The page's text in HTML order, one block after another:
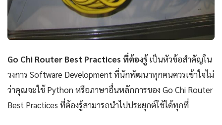
Go Chi Router Best Practices ที่ต้องรู้เป็นหัวข้อสำคัญใน
วงการ Software Development ที่นักพัฒนาทุกคนควรเข้าใจไม่
ว่าคุณจะใช้ Python หรือภาษาอื่นหลักการของ Go Chi Router
Best Practices ที่ต้องรู้สามารถนำไปประยุกต์ใช้ได้ทุกที่